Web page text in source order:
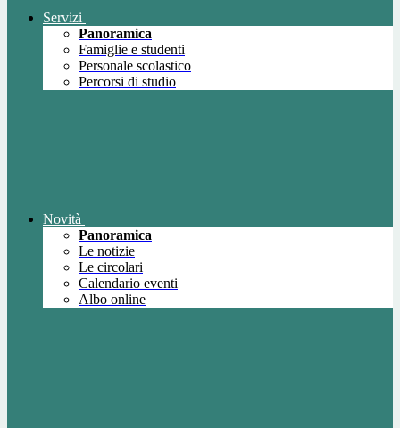
Servizi
Panoramica
Famiglie e studenti
Personale scolastico
Percorsi di studio
Novità
Panoramica
Le notizie
Le circolari
Calendario eventi
Albo online